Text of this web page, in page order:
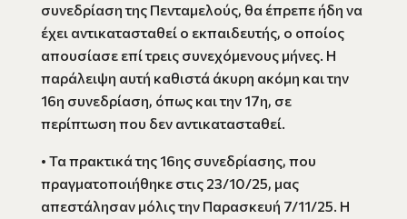
συνεδρίαση της Πενταμελούς, θα έπρεπε ήδη να
έχει αντικατασταθεί ο εκπαιδευτής, ο οποίος
απουσίασε επί τρεις συνεχόμενους μήνες. Η
παράλειψη αυτή καθιστά άκυρη ακόμη και την
16η συνεδρίαση, όπως και την 17η, σε
περίπτωση που δεν αντικατασταθεί.
• Τα πρακτικά της 16ης συνεδρίασης, που
πραγματοποιήθηκε στις 23/10/25, μας
απεστάλησαν μόλις την Παρασκευή 7/11/25. Η